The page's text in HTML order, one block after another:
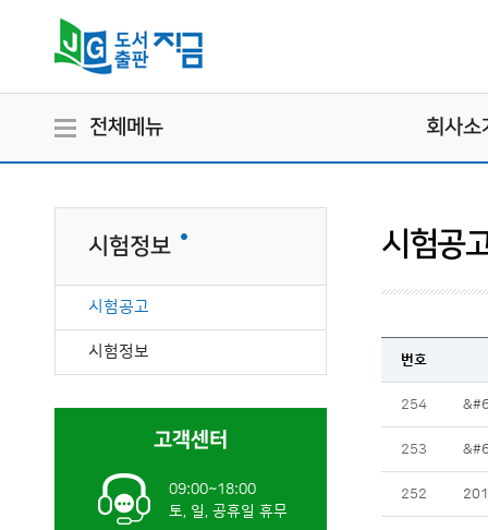
전체메뉴 회사소
시험정보
시험공고
시험정보
고객센터
09:00~18:00
토, 일, 공휴일 휴무
시험공
번호
254
253
252